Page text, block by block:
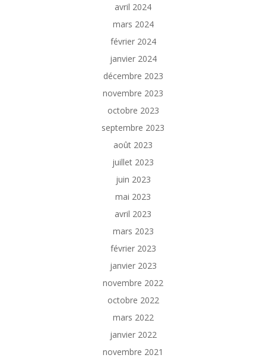
avril 2024
mars 2024
février 2024
janvier 2024
décembre 2023
novembre 2023
octobre 2023
septembre 2023
août 2023
juillet 2023
juin 2023
mai 2023
avril 2023
mars 2023
février 2023
janvier 2023
novembre 2022
octobre 2022
mars 2022
janvier 2022
novembre 2021